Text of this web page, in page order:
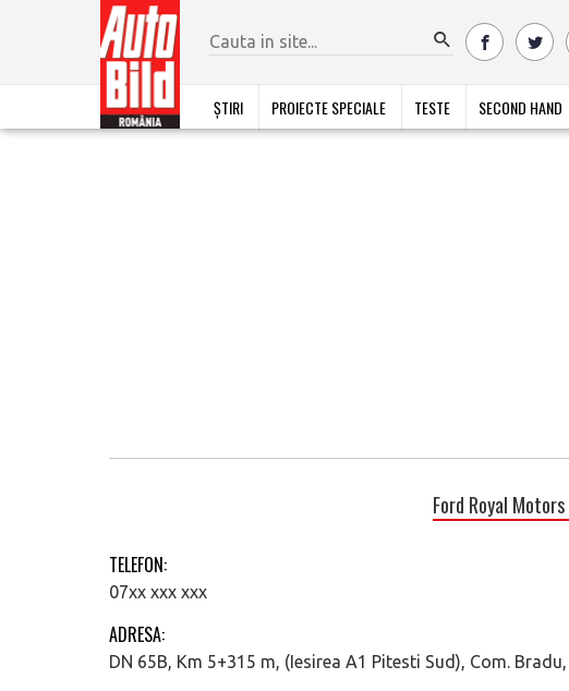
ȘTIRI PROIECTE SPECIALE TESTE SECOND HAND
Ford Royal
TELEFON:
07xx xxx xxx
ADRESA:
DN 65B, Km 5+315 m, (Iesirea A1 Pitesti Sud), Com.